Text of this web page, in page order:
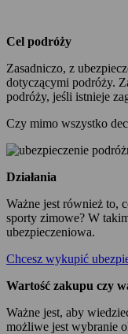
Cel podróży
Zasadniczo, z
dotyczącymi podróży.
podróży, jeśli istnieje
Czy mimo wszystko
Działania
Ważne jest również to,
sporty zimowe? W
ubezpieczeniowa.
Chcesz wykupić
Wartość zakupu czy
Ważne jest, aby
możliwe jest wybranie